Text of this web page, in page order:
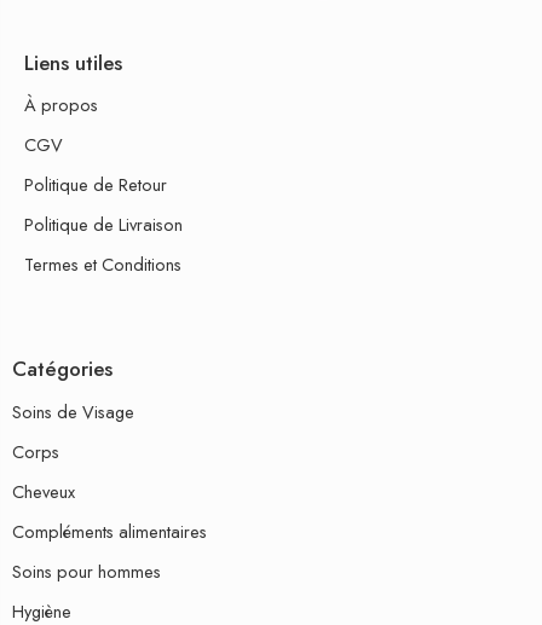
Liens utiles
À propos
CGV
Politique de Retour
Politique de Livraison
Termes et Conditions
Catégories
Soins de Visage
Corps
Cheveux
Compléments alimentaires
Soins pour hommes
Hygiène